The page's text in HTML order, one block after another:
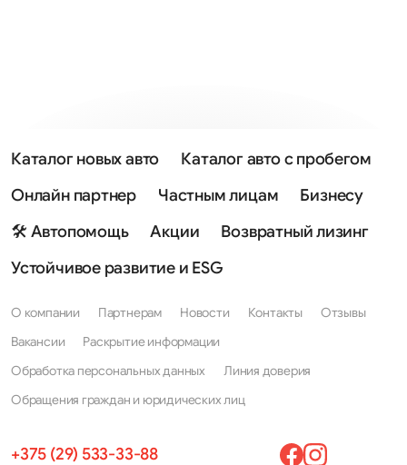
Каталог новых авто
Каталог авто с пробегом
Онлайн партнер
Частным лицам
Бизнесу
🛠 Автопомощь
Акции
Возвратный лизинг
Устойчивое развитие и ESG
О компании Партнерам Новости Контакты
Отзывы
Вакансии
Раскрытие информации
Обработка персональных данных
Линия доверия
Обращения граждан и юридических лиц
+375 (29) 533-33-88